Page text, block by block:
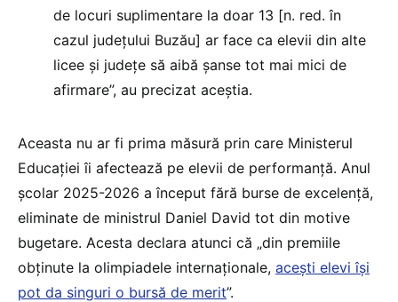
de locuri suplimentare la doar 13 [n. red. în
cazul județului Buzău] ar face ca elevii din alte
licee și județe să aibă șanse tot mai mici de
afirmare”, au precizat aceștia.
Aceasta nu ar fi prima măsură prin care Ministerul
Educației îi afectează pe elevii de performanță. Anul
școlar 2025-2026 a început fără burse de excelență,
eliminate de ministrul Daniel David tot din motive
bugetare. Acesta declara atunci că „din premiile
obținute la olimpiadele internaționale, acești elevi își
pot da singuri o bursă de merit”.